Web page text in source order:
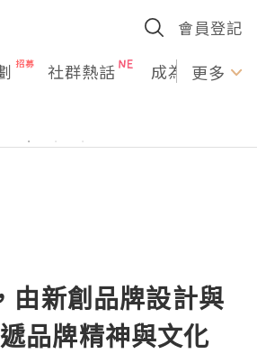
會員登記
社群熱話 成為U更多
由新創品牌設計與
品牌精神與文化